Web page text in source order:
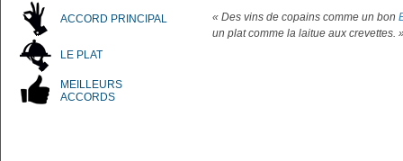
ACCORD PRINCIPAL
LE PLAT
MEILLEURS
ACCORDS
« Des vins de copains comme un bon
un plat comme la laitue aux crevettes.